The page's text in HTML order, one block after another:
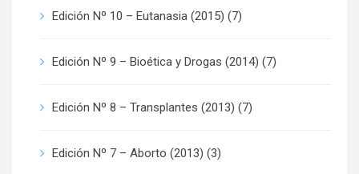
Edición Nº 10 – Eutanasia (2015) (7)
Edición Nº 9 – Bioética y Drogas (2014) (7)
Edición Nº 8 – Transplantes (2013) (7)
Edición Nº 7 – Aborto (2013) (3)